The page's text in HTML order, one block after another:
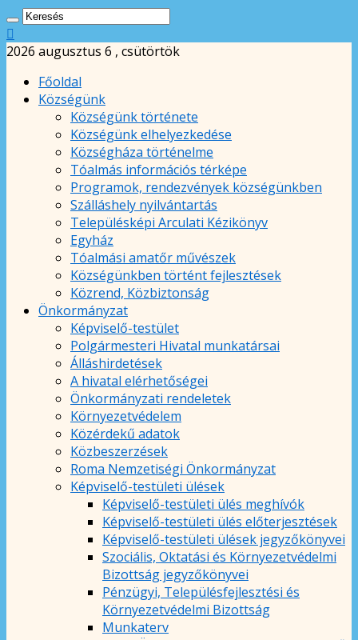
2026 augusztus 6 , csütörtök
Főoldal
Községünk
Községünk története
Községünk elhelyezkedése
Községháza történelme
Tóalmás információs térképe
Programok, rendezvények községünkben
Szálláshely nyilvántartás
Településképi Arculati Kézikönyv
Egyház
Tóalmási amatőr művészek
Községünkben történt fejlesztések
Közrend, Közbiztonság
Önkormányzat
Képviselő-testület
Polgármesteri Hivatal munkatársai
Álláshirdetések
A hivatal elérhetőségei
Önkormányzati rendeletek
Környezetvédelem
Közérdekű adatok
Közbeszerzések
Roma Nemzetiségi Önkormányzat
Képviselő-testületi ülések
Képviselő-testületi ülés meghívók
Képviselő-testületi ülés előterjesztések
Képviselő-testületi ülések jegyzőkönyvei
Szociális, Oktatási és Környezetvédelmi
Bizottság jegyzőkönyvei
Pénzügyi, Településfejlesztési és
Környezetvédelmi Bizottság
Munkaterv